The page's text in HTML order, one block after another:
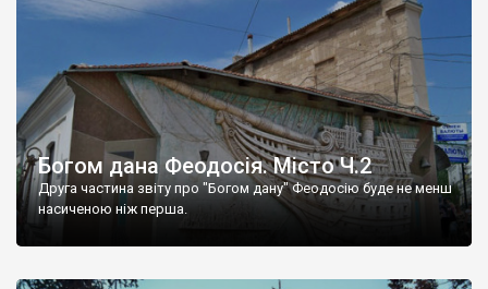
Богом дана Феодосія. Місто Ч.2
Друга частина звіту про "Богом дану" Феодосію буде не менш
насиченою ніж перша.